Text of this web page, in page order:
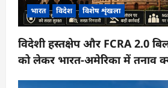
भारत विदेश विशेष शृंखला
विदेशी हस्तक्षेप और FCRA 2.0
को लेकर भारत-अमेरिका में तनाव